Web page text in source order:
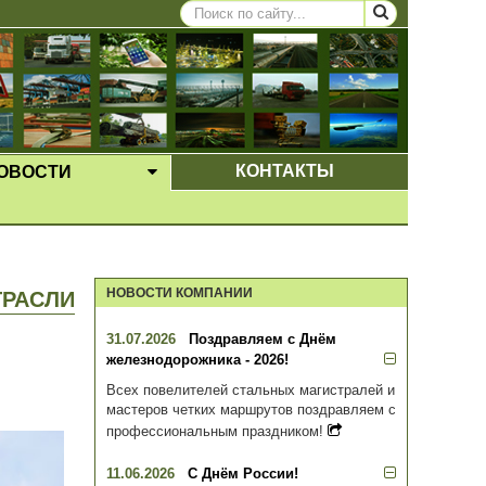
ВЫПАДАЮЩЕЕ МЕНЮ
КОНТАКТЫ
НОВОСТИ КОМПАНИИ
31.07.2026
Поздравляем с Днём
железнодорожника - 2026!
Всех повелителей стальных магистралей и
мастеров четких маршрутов поздравляем с
профессиональным праздником!
11.06.2026 С Днём России!